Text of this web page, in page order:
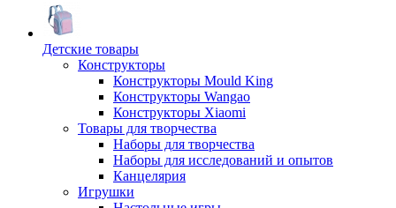
Детские товары
Конструкторы
Конструкторы Mould King
Конструкторы Wangao
Конструкторы Xiaomi
Товары для творчества
Наборы для творчества
Наборы для исследований и опытов
Канцелярия
Игрушки